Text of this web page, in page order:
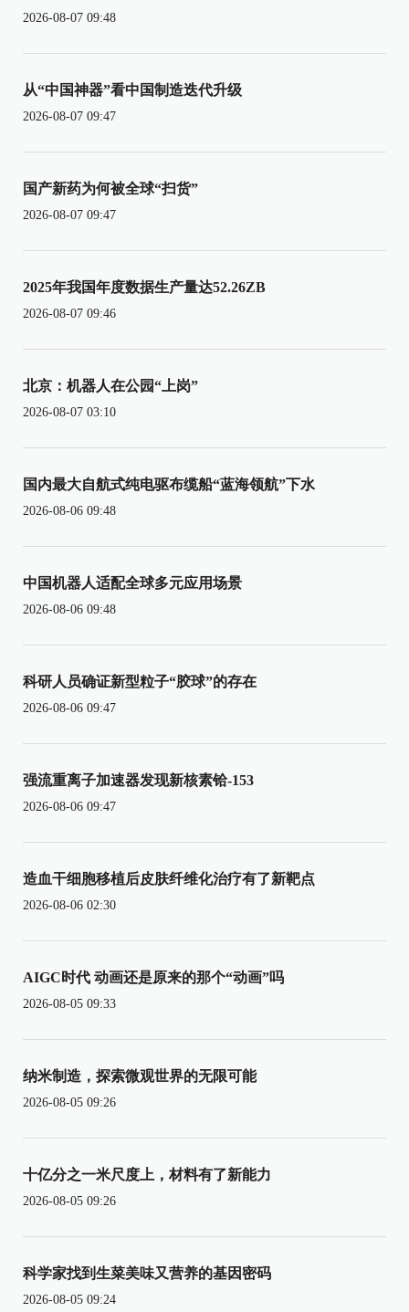
2026-08-07 09:48
从“中国神器”看中国制造迭代升级
2026-08-07 09:47
国产新药为何被全球“扫货”
2026-08-07 09:47
2025年我国年度数据生产量达52.26ZB
2026-08-07 09:46
北京：机器人在公园“上岗”
2026-08-07 03:10
国内最大自航式纯电驱布缆船“蓝海领航”下水
2026-08-06 09:48
中国机器人适配全球多元应用场景
2026-08-06 09:48
科研人员确证新型粒子“胶球”的存在
2026-08-06 09:47
强流重离子加速器发现新核素铪-153
2026-08-06 09:47
造血干细胞移植后皮肤纤维化治疗有了新靶点
2026-08-06 02:30
AIGC时代 动画还是原来的那个“动画”吗
2026-08-05 09:33
纳米制造，探索微观世界的无限可能
2026-08-05 09:26
十亿分之一米尺度上，材料有了新能力
2026-08-05 09:26
科学家找到生菜美味又营养的基因密码
2026-08-05 09:24